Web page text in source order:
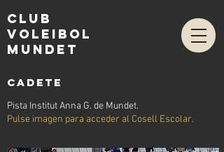
club
voleibol
mundet
CADETe
Pista Institut Anna G. de Mundet.
Pulse imagen para acceder al Cosell Escolar.